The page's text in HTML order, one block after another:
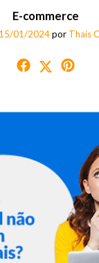
E-commerce
15/01/2024por Thaís